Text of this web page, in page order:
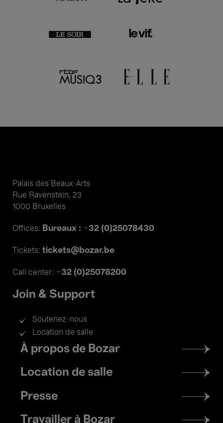
Palais des Beaux-Arts
Rue Ravenstein, 23
1000 Bruxelles
Offices: Bureaux : +32 (0)25078430
Tickets: tickets@bozar.be
Call center: +32 (0)25078200
Join & Support
Soutenez-nous
Location de salle
Footer
menu
À propos de Bozar
Location de salle
Presse
Travailler à Bozar